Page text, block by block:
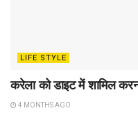
LIFE STYLE
करेला को डाइट में शामिल
4 MONTHS AGO